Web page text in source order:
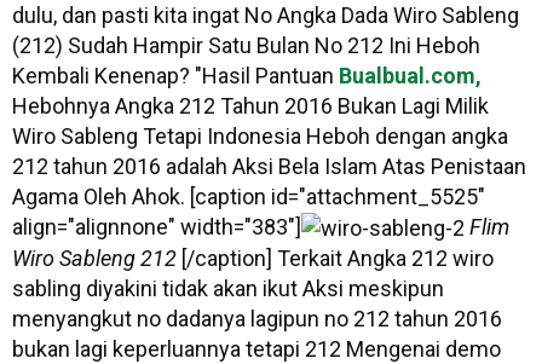
dulu, dan pasti kita ingat No Angka Dada Wiro Sableng
(212) Sudah Hampir Satu Bulan No 212 Ini Heboh
Kembali Kenenap? "Hasil Pantuan Bualbual.com,
Hebohnya Angka 212 Tahun 2016 Bukan Lagi Milik
Wiro Sableng Tetapi Indonesia Heboh dengan angka
212 tahun 2016 adalah Aksi Bela Islam Atas Penistaan
Agama Oleh Ahok. [caption id="attachment_5525"
align="alignnone" width="383"]
Flim
Wiro Sableng 212 [/caption] Terkait Angka 212 wiro
sabling diyakini tidak akan ikut Aksi meskipun
menyangkut no dadanya lagipun no 212 tahun 2016
bukan lagi keperluannya tetapi 212 Mengenai demo